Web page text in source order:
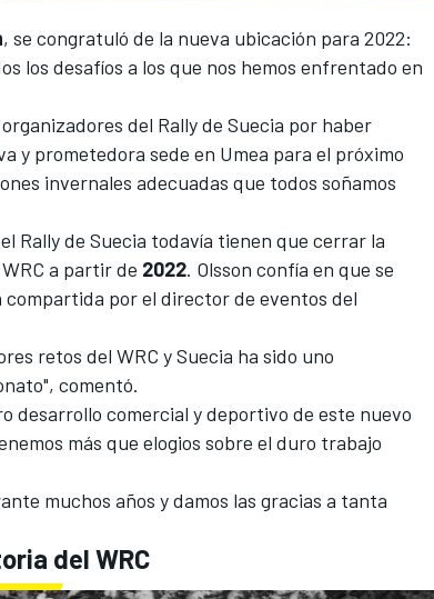
, se congratuló de la nueva ubicación para 2022:
los desafíos a los que nos hemos enfrentado en
del Rally de Suecia por haber
y prometedora sede en Umea para el próximo
invernales adecuadas que todos soñamos
Rally de Suecia todavía tienen que cerrar la
a partir de 2022. Olsson confía en que se
por el director de eventos del
retos del WRC y Suecia ha sido uno
comentó.
desarrollo comercial y deportivo de este nuevo
más que elogios sobre el duro trabajo
muchos años y damos las gracias a tanta
del WRC